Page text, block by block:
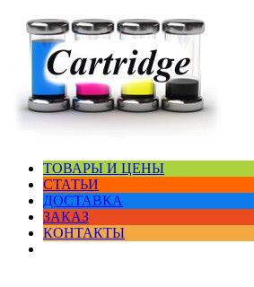
ТОВАРЫ И ЦЕНЫ
СТАТЬИ
ДОСТАВКА
ЗАКАЗ
КОНТАКТЫ